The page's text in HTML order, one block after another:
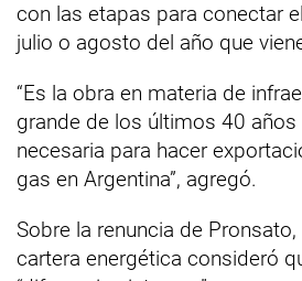
con las etapas para conectar
julio o agosto del año que
“Es la obra en materia de
grande de los últimos 40 años
necesaria para hacer
gas en Argentina”, agregó.
Sobre la renuncia de
cartera energética consideró